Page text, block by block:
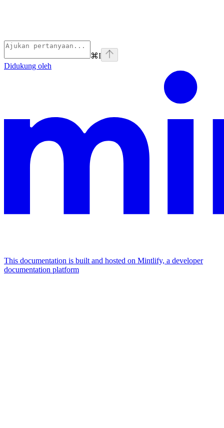
⌘I
Didukung oleh
This documentation is built and hosted on Mintlify, a developer
documentation platform